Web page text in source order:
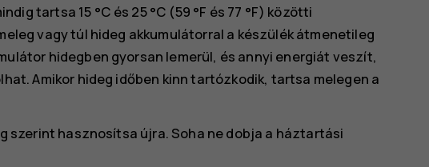
tartsa 15 °C és 25 °C (59 °F és 77 °F) közötti
vagy túl hideg akkumulátorral a készülék átmenetileg
hidegben gyorsan lemerül, és annyi energiát veszít,
Amikor hideg időben kinn tartózkodik, tartsa melegen a
szerint hasznosítsa újra. Soha ne dobja a háztartási